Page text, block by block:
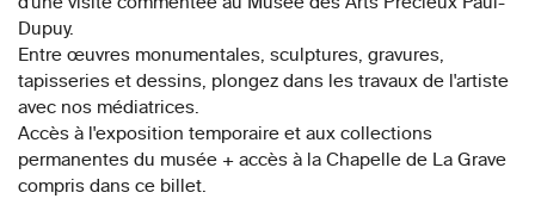
Dupuy.
Entre œuvres monumentales, sculptures, gravures,
tapisseries et dessins, plongez dans les travaux de l'artiste
avec nos médiatrices.
Accès à l'exposition temporaire et aux collections
permanentes du musée + accès à la Chapelle de La Grave
compris dans ce billet.